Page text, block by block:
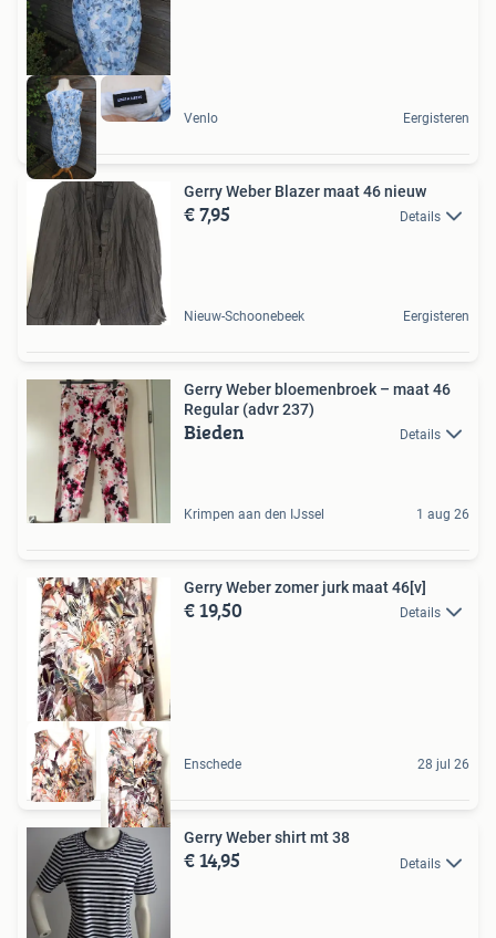
Venlo Eergisteren
Gerry Weber Blazer maat 46 nieuw
€ 7,95 Details
Nieuw-Schoonebeek Eergisteren
Gerry Weber bloemenbroek – maat 46
Regular (advr 237)
Bieden Details
Krimpen aan den IJssel 1 aug 26
Gerry Weber zomer jurk maat 46[v]
€ 19,50 Details
Enschede 28 jul 26
Gerry Weber shirt mt 38
€ 14,95 Details